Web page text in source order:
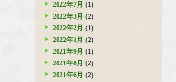
2022年7月 (1)
2022年3月 (2)
2022年2月 (1)
2022年1月 (2)
2021年9月 (1)
2021年8月 (2)
2021年6月 (2)